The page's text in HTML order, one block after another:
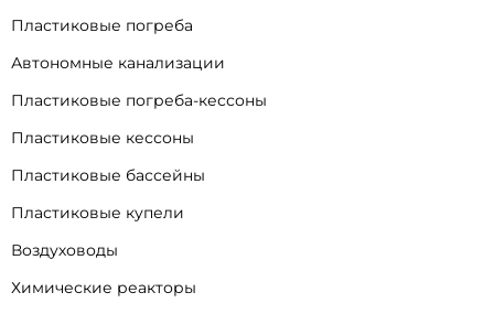
Пластиковые погреба
Автономные канализации
Пластиковые погреба-кессоны
Пластиковые кессоны
Пластиковые бассейны
Пластиковые купели
Воздуховоды
Химические реакторы